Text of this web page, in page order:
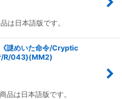
は日本語版です。
謎めいた命令/Cryptic
/R/043}(MM2)
品は日本語版です。